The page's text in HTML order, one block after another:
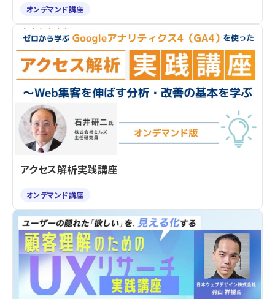
オンデマンド講座
アクセス解析実践講座
オンデマンド講座